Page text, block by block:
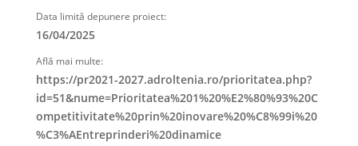
Data limită depunere proiect:
16/04/2025
Află mai multe:
https://pr2021-2027.adroltenia.ro/prioritatea.php?
id=51&nume=Prioritatea%201%20%E2%80%93%20C
ompetitivitate%20prin%20inovare%20%C8%99i%20
%C3%AEntreprinderi%20dinamice